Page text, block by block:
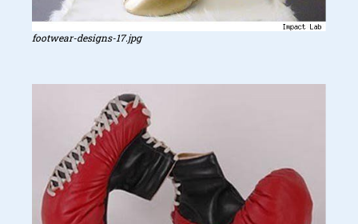
footwear-designs-17.jpg